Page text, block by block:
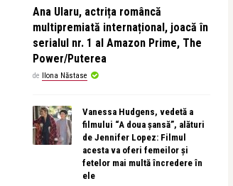
Ana Ularu, actrița româncă
multipremiată internațional, joacă în
serialul nr. 1 al Amazon Prime, The
Power/Puterea
de Ilona Năstase
Vanessa Hudgens, vedetă a
filmului “A doua șansă”, alături
de Jennifer Lopez: Filmul
acesta va oferi femeilor și
fetelor mai multă încredere în
ele